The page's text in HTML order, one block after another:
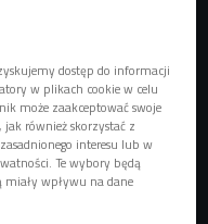
Foto: shutterstock/
Bykowskiej-
może
sprzęty, wiedzieć jak
dostęp do informacji
w plikach cookie w celu
może zaakceptować swoje
również skorzystać z
interesu lub w
Te wybory będą
wpływu na dane